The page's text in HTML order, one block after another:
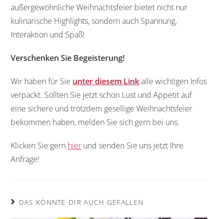
außergewöhnliche Weihnachtsfeier bietet nicht nur
kulinarische Highlights, sondern auch Spannung,
Interaktion und Spaß!
Verschenken Sie Begeisterung!
Wir haben für Sie unter diesem Linkalle wichtigen Infos
verpackt. Sollten Sie jetzt schon Lust und Appetit auf
eine sichere und trotzdem gesellige Weihnachtsfeier
bekommen haben, melden Sie sich gern bei uns.
Klicken Sie gern hier und senden Sie uns jetzt Ihre
Anfrage!
DAS KÖNNTE DIR AUCH GEFALLEN